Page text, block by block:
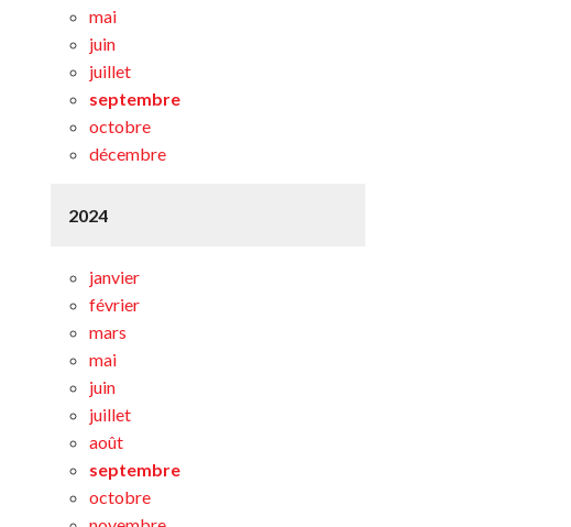
mai
juin
juillet
septembre
octobre
décembre
2024
janvier
février
mars
mai
juin
juillet
août
septembre
octobre